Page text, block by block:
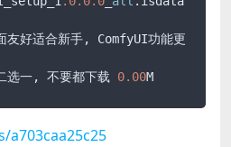
友好适合新手, ComfyUI功能更
选一, 不要都下载 0.00M